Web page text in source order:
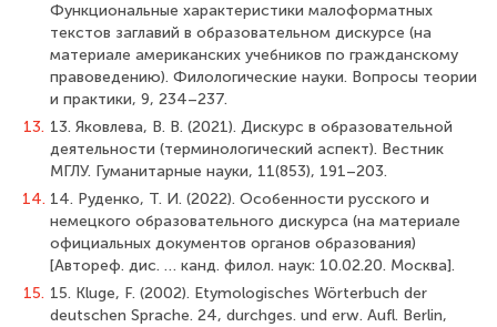
Функциональные характеристики малоформатных
текстов заглавий в образовательном дискурсе (на
материале американских учебников по гражданскому
правоведению). Филологические науки. Вопросы теории
и практики, 9, 234–237.
13. 13. Яковлева, В. В. (2021). Дискурс в образовательной
деятельности (терминологический аспект). Вестник
МГЛУ. Гуманитарные науки, 11(853), 191–203.
14. 14. Руденко, Т. И. (2022). Особенности русского и
немецкого образовательного дискурса (на материале
официальных документов органов образования)
[Автореф. дис. … канд. филол. наук: 10.02.20. Москва].
15. 15. Kluge, F. (2002). Etymologisches Wörterbuch der
deutschen Sprache. 24, durchges. und erw. Aufl. Berlin,